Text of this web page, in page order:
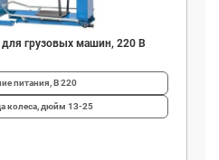
автоматическим вводом двух
4523N1(B)
питания, В220
колеса, дюйм 10-24